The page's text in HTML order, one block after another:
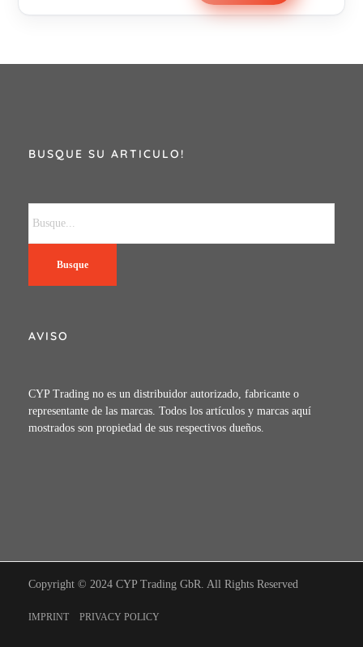
BUSQUE SU ARTICULO!
Busque
AVISO
CYP Trading no es un distribuidor autorizado, fabricante o
representante de las marcas. Todos los artículos y marcas aquí
mostrados son propiedad de sus respectivos dueños.
Copyright © 2024 CYP Trading GbR. All Rights Reserved
IMPRINT PRIVACY POLICY